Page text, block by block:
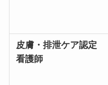
皮膚・排泄ケア認定
看護師